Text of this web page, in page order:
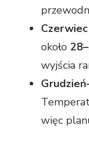
około
wyjścia
więc